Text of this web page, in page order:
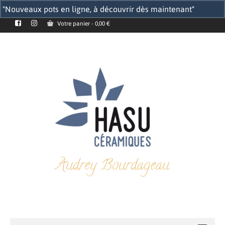
"Nouveaux pots en ligne, à découvrir dès maintenant"
Votre panier - 0,00 €
Audrey Bourdageau